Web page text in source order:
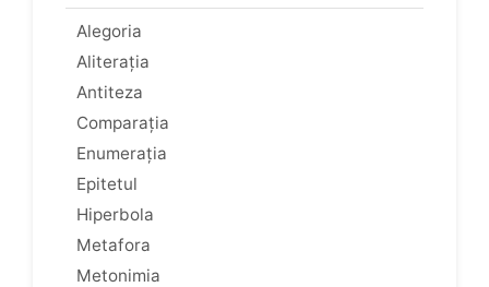
Alegoria
Aliterația
Antiteza
Comparația
Enumerația
Epitetul
Hiperbola
Metafora
Metonimia